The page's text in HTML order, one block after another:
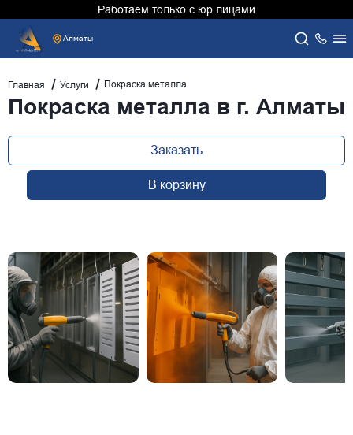
Работаем только с юр.лицами
Алматы
Главная Услуги Покраска металла
Покраска металла в г. Алматы
Заказать
В корзину